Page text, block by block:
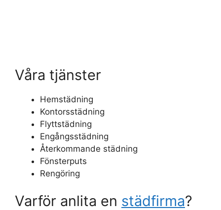
Våra tjänster
Hemstädning
Kontorsstädning
Flyttstädning
Engångsstädning
Återkommande städning
Fönsterputs
Rengöring
Varför anlita en städfirma?